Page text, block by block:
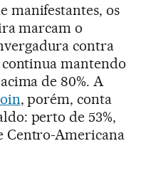
manifestantes, os
marcam o
contra
continua mantendo
de 80%. A
, porém, conta
perto de 53%,
Centro-Americana